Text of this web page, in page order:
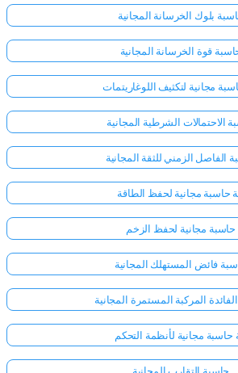
بلوك الخرسانة المجانية
قوة الخرسانة المجانية
مجانية لتكثيف اللوغاريتمات
الاحتمالات الشرطية المجانية
الفاصل الزمني للثقة المجانية
حاسبة مجانية لحفظ الطاقة
حاسبة مجانية لحفظ الزخم
فائض المستهلك المجانية
المركبة المستمرة المجانية
حاسبة مجانية لأنظمة التحكم
حاسبة التقارب المجانية